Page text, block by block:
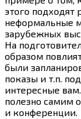
этого подходят
неформальные
зарубежных
На
образом
были
показы и т.п.
интересные
полезно самим
и конференции.